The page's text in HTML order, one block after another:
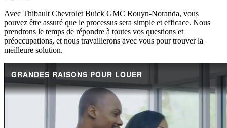
Avec Thibault Chevrolet Buick GMC Rouyn-Noranda, vous
pouvez être assuré que le processus sera simple et efficace. Nous
prendrons le temps de répondre à toutes vos questions et
préoccupations, et nous travaillerons avec vous pour trouver la
meilleure solution.